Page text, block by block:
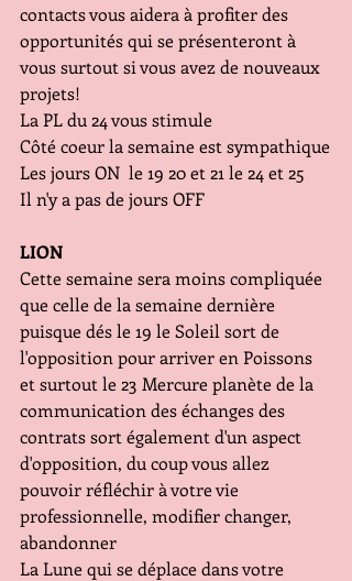
contacts vous aidera à profiter des
opportunités qui se présenteront à
vous surtout si vous avez de nouveaux
projets!
La PL du 24 vous stimule
Côté coeur la semaine est sympathique
Les jours ON  le 19 20 et 21 le 24 et 25
Il n'y a pas de jours OFF
LION
Cette semaine sera moins compliquée
que celle de la semaine dernière
puisque dés le 19 le Soleil sort de
l'opposition pour arriver en Poissons
et surtout le 23 Mercure planète de la
communication des échanges des
contrats sort également d'un aspect
d'opposition, du coup vous allez
pouvoir réfléchir à votre vie
professionnelle, modifier changer,
abandonner
La Lune qui se déplace dans votre